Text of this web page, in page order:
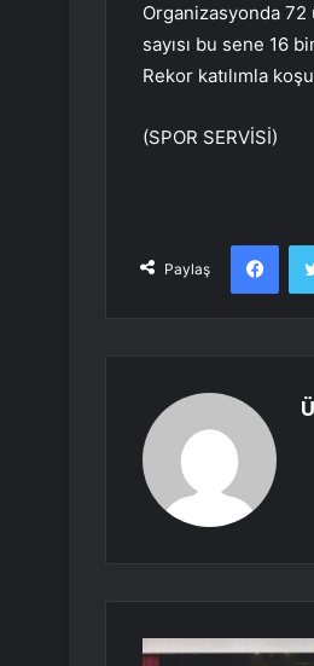
Organizasyonda 72
sayısı bu sene 16
Rekor katılımla
(SPOR SERVİSİ)
Paylaş